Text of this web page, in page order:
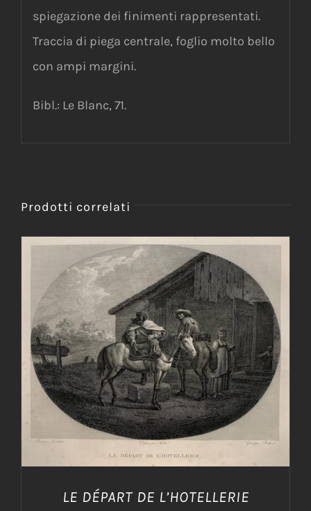
spiegazione dei finimenti rappresentati.
Traccia di piega centrale, foglio molto bello
con ampi margini.
Bibl.: Le Blanc, 71.
Prodotti correlati
AGGIUNGI AL CARRELLO / DETTAGLI
LE DÉPART DE L’HOTELLERIE